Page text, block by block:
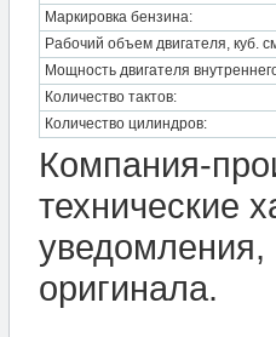
Маркировка бензина:
Рабочий объем двигателя, куб.
Мощность двигателя
Количество тактов:
Количество цилиндров:
Компания-
технические
уведомления,
оригинала.